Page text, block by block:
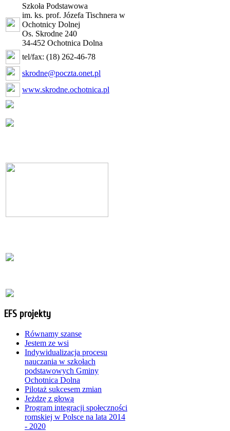
Szkoła Podstawowa
im. ks. prof. Józefa Tischnera w
Ochotnicy Dolnej
Os. Skrodne 240
34-452 Ochotnica Dolna
tel/fax: (18) 262-46-78
skrodne@poczta.onet.pl
www.skrodne.ochotnica.pl
EFS projekty
Równamy szanse
Jestem ze wsi
Indywidualizacja procesu
nauczania w szkołach
podstawowych Gminy
Ochotnica Dolna
Pilotaż sukcesem zmian
Jeżdzę z głową
Program integracji społeczności
romskiej w Polsce na lata 2014
- 2020